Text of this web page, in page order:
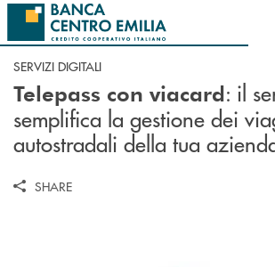
Salta al contenuto principale
SERVIZI DIGITALI
Telepass con viacard: il
semplifica la gestione dei
autostradali della tua
SHARE